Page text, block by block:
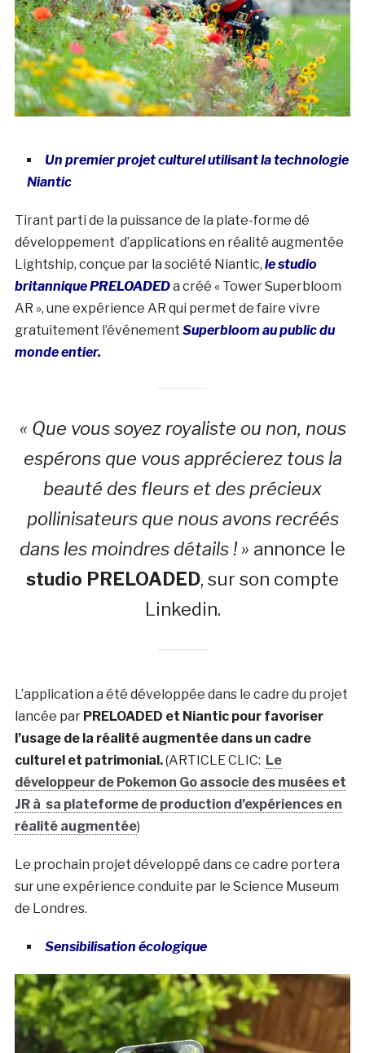
Un premier projet culturel utilisant la technologie
Niantic
Tirant parti de la puissance de la plate-forme dé
développement d’applications en réalité augmentée
Lightship, conçue par la société Niantic, le studio
britannique PRELOADEDa créé « Tower Superbloom
AR », une expérience AR qui permet de faire vivre
gratuitement l’événement Superbloom au public du
monde entier.
« Que vous soyez royaliste ou non, nous
espérons que vous apprécierez tous la
beauté des fleurs et des précieux
pollinisateurs que nous avons recréés
dans les moindres détails ! » annonce le
studio PRELOADED, sur son compte
Linkedin.
L’application a été développée dans le cadre du projet
lancée par PRELOADED et Niantic pour favoriser
l’usage de la réalité augmentée dans un cadre
culturel et patrimonial.(ARTICLE CLIC: Le
développeur de Pokemon Go associe des musées et
JR à sa plateforme de production d’expériences en
réalité augmentée)
Le prochain projet développé dans ce cadre portera
sur une expérience conduite par le Science Museum
de Londres.
Sensibilisation écologique